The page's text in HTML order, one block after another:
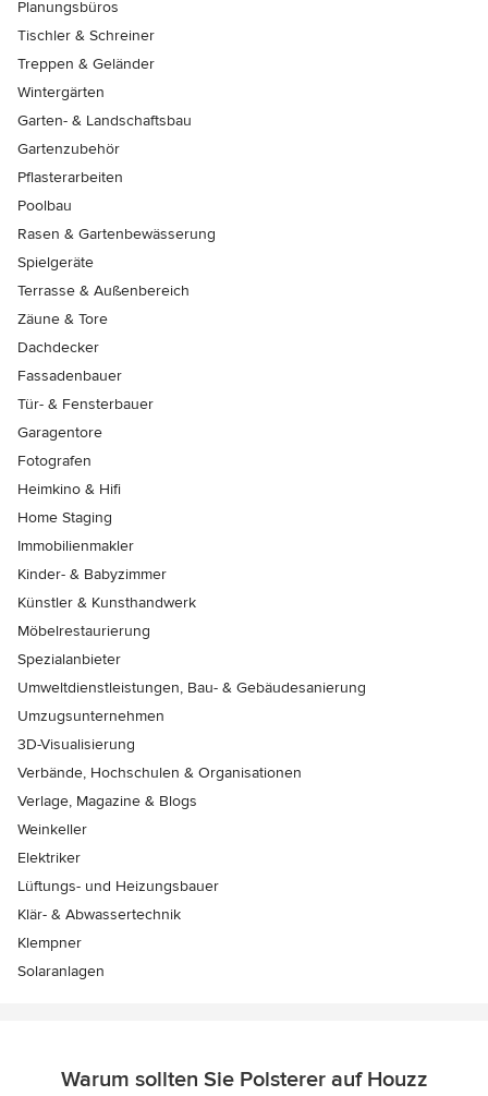
Planungsbüros
Tischler & Schreiner
Treppen & Geländer
Wintergärten
Garten- & Landschaftsbau
Gartenzubehör
Pflasterarbeiten
Poolbau
Rasen & Gartenbewässerung
Spielgeräte
Terrasse & Außenbereich
Zäune & Tore
Dachdecker
Fassadenbauer
Tür- & Fensterbauer
Garagentore
Fotografen
Heimkino & Hifi
Home Staging
Immobilienmakler
Kinder- & Babyzimmer
Künstler & Kunsthandwerk
Möbelrestaurierung
Spezialanbieter
Umweltdienstleistungen, Bau- & Gebäudesanierung
Umzugsunternehmen
3D-Visualisierung
Verbände, Hochschulen & Organisationen
Verlage, Magazine & Blogs
Weinkeller
Elektriker
Lüftungs- und Heizungsbauer
Klär- & Abwassertechnik
Klempner
Solaranlagen
Warum sollten Sie Polsterer auf Houzz